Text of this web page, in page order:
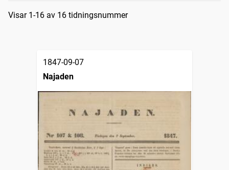
Sökresultat
Visar 1-16 av 16 tidningsnummer
1847-09-07
Najaden